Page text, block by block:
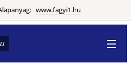
www.fagyi1.hu